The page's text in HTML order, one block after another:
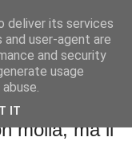
carattere e
molla, ma il
deliver its services
user-agent are
and security
usage
IT